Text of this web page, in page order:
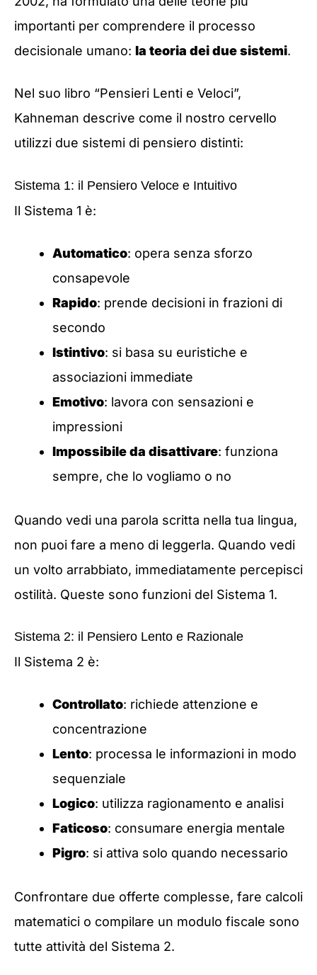
importanti per comprendere il processo
decisionale umano: la teoria dei due sistemi.
Nel suo libro “Pensieri Lenti e Veloci”,
Kahneman descrive come il nostro cervello
utilizzi due sistemi di pensiero distinti:
Sistema 1: il Pensiero Veloce e Intuitivo
Il Sistema 1 è:
Automatico: opera senza sforzo
consapevole
Rapido: prende decisioni in frazioni di
secondo
Istintivo: si basa su euristiche e
associazioni immediate
Emotivo: lavora con sensazioni e
impressioni
Impossibile da disattivare: funziona
sempre, che lo vogliamo o no
Quando vedi una parola scritta nella tua lingua,
non puoi fare a meno di leggerla. Quando vedi
un volto arrabbiato, immediatamente percepisci
ostilità. Queste sono funzioni del Sistema 1.
Sistema 2: il Pensiero Lento e Razionale
Il Sistema 2 è:
Controllato: richiede attenzione e
concentrazione
Lento: processa le informazioni in modo
sequenziale
Logico: utilizza ragionamento e analisi
Faticoso: consumare energia mentale
Pigro: si attiva solo quando necessario
Confrontare due offerte complesse, fare calcoli
matematici o compilare un modulo fiscale sono
tutte attività del Sistema 2.